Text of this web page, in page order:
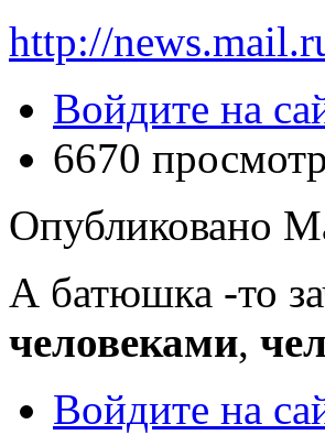
http://
Войдите на
6670
Опубликовано
А батюшка -то
человеками,
Войдите на